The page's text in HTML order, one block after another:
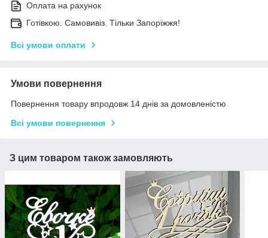
Оплата на рахунок
Готівкою. Самовивіз. Тільки Запоріжжя!
Всі умови оплати
Умови повернення
Повернення товару впродовж 14 днів за домовленістю
Всі умови повернення
З цим товаром також замовляють